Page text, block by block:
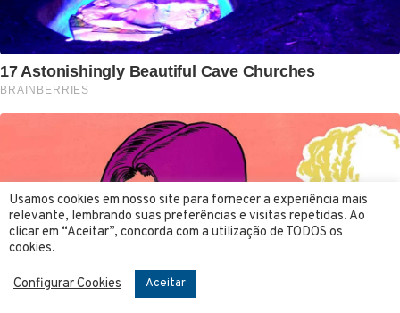
Usamos cookies em nosso site para fornecer a experiência mais
relevante, lembrando suas preferências e visitas repetidas. Ao
clicar em “Aceitar”, concorda com a utilização de TODOS os
cookies.
Configurar Cookies Aceitar